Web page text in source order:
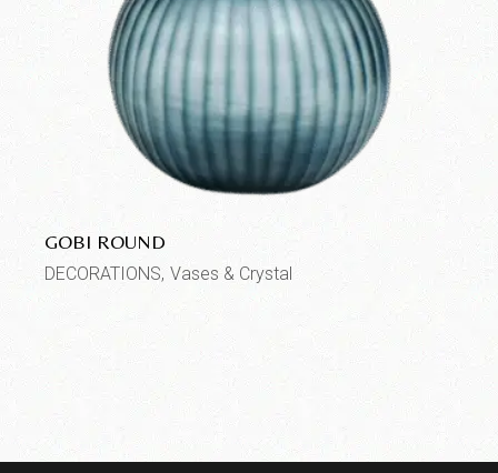
GOBI ROUND
DECORATIONS Vases & Crystal